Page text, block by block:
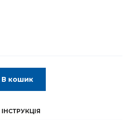
В кошик
ІНСТРУКЦІЯ